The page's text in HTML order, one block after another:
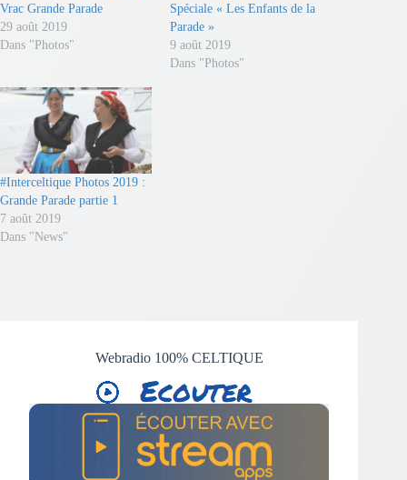
Vrac Grande Parade
29 août 2019
Dans "Photos"
Spéciale « Les Enfants de la
Parade »
9 août 2019
Dans "Photos"
#Interceltique Photos 2019 :
Grande Parade partie 1
7 août 2019
Dans "News"
Webradio 100% CELTIQUE